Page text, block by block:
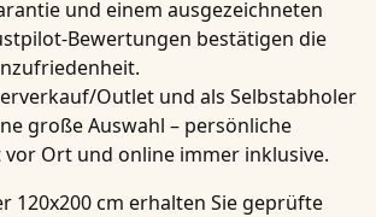
und einem ausgezeichneten
Bewertungen bestätigen die
Outlet und als Selbstabholer
große Auswahl – persönliche
vor Ort und online immer inklusive.
120x200 cm erhalten Sie geprüfte